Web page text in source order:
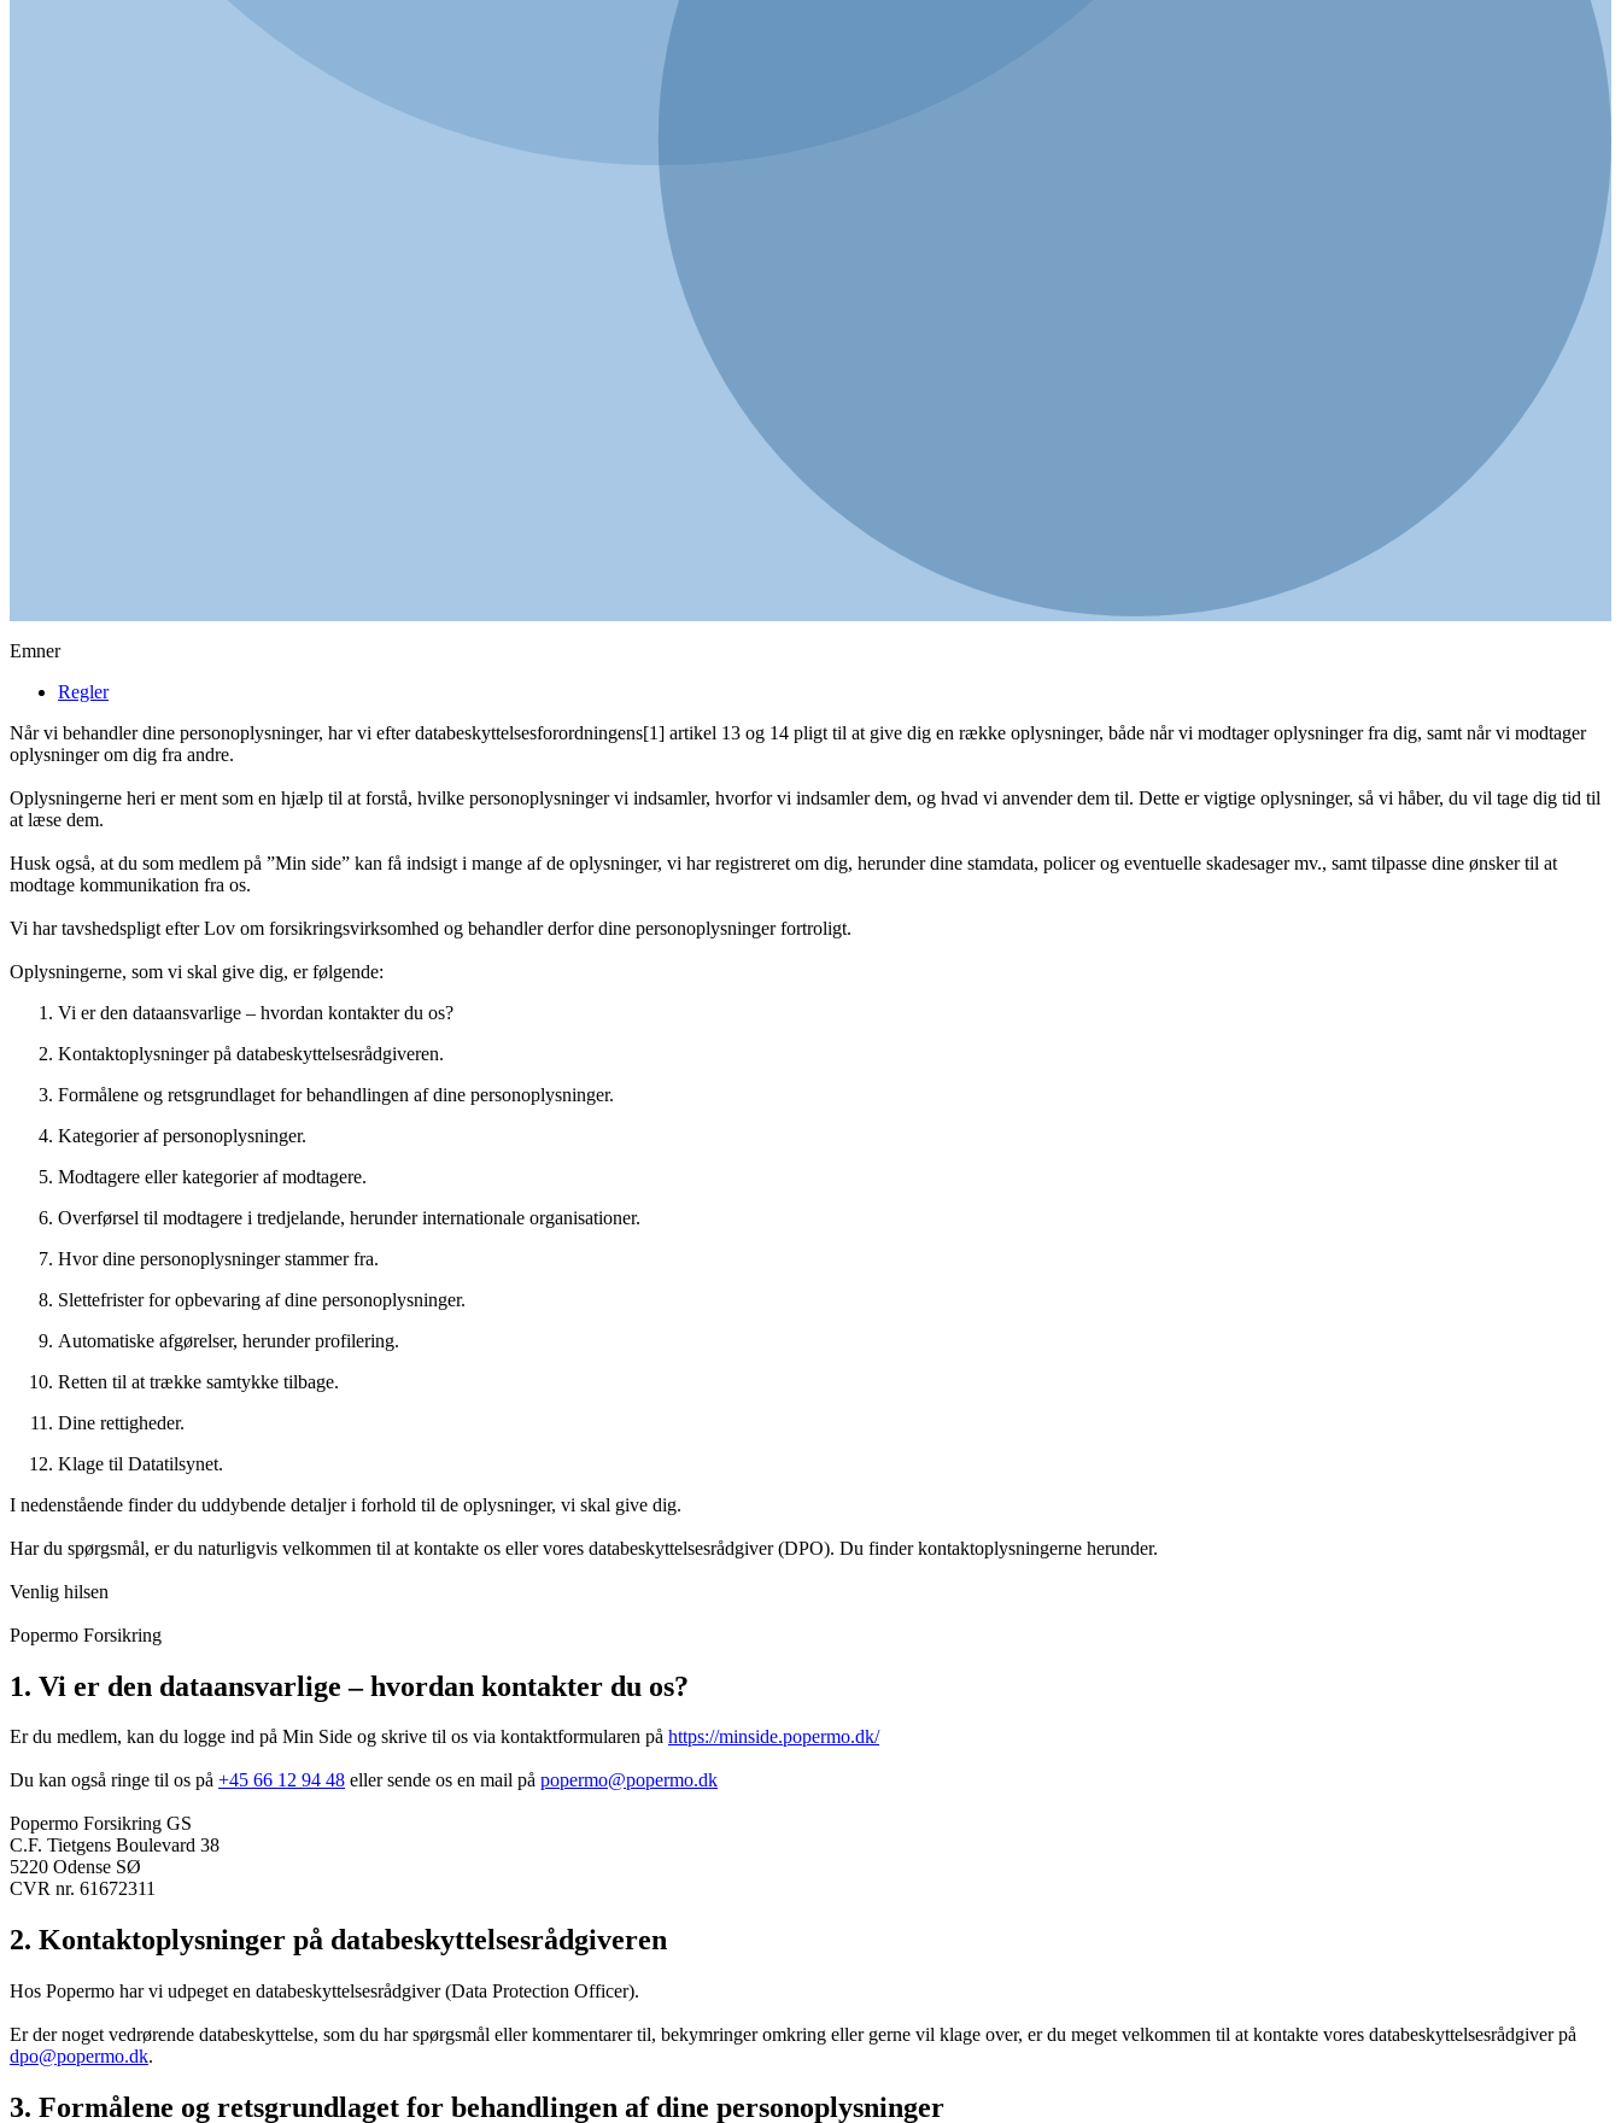
Emner
Regler
Når vi behandler dine personoplysninger, har vi efter databeskyttelsesforordningens[1] artikel 13 og 14 pligt til at give dig en række oplysninger, både når vi modtager oplysninger fra dig, samt når vi modtager
oplysninger om dig fra andre.
Oplysningerne heri er ment som en hjælp til at forstå, hvilke personoplysninger vi indsamler, hvorfor vi indsamler dem, og hvad vi anvender dem til. Dette er vigtige oplysninger, så vi håber, du vil tage dig tid til
at læse dem.
Husk også, at du som medlem på ”Min side” kan få indsigt i mange af de oplysninger, vi har registreret om dig, herunder dine stamdata, policer og eventuelle skadesager mv., samt tilpasse dine ønsker til at
modtage kommunikation fra os.
Vi har tavshedspligt efter Lov om forsikringsvirksomhed og behandler derfor dine personoplysninger fortroligt.
Oplysningerne, som vi skal give dig, er følgende:
Vi er den dataansvarlige – hvordan kontakter du os?
Kontaktoplysninger på databeskyttelsesrådgiveren.
Formålene og retsgrundlaget for behandlingen af dine personoplysninger.
Kategorier af personoplysninger.
Modtagere eller kategorier af modtagere.
Overførsel til modtagere i tredjelande, herunder internationale organisationer.
Hvor dine personoplysninger stammer fra.
Slettefrister for opbevaring af dine personoplysninger.
Automatiske afgørelser, herunder profilering.
Retten til at trække samtykke tilbage.
Dine rettigheder.
Klage til Datatilsynet.
I nedenstående finder du uddybende detaljer i forhold til de oplysninger, vi skal give dig.
Har du spørgsmål, er du naturligvis velkommen til at kontakte os eller vores databeskyttelsesrådgiver (DPO). Du finder kontaktoplysningerne herunder.
Venlig hilsen
Popermo Forsikring
1. Vi er den dataansvarlige – hvordan kontakter du os?
Er du medlem, kan du logge ind på Min Side og skrive til os via kontaktformularen på https://minside.popermo.dk/
Du kan også ringe til os på +45 66 12 94 48 eller sende os en mail på popermo@popermo.dk
Popermo Forsikring GS
C.F. Tietgens Boulevard 38
5220 Odense SØ
CVR nr. 61672311
2. Kontaktoplysninger på databeskyttelsesrådgiveren
Hos Popermo har vi udpeget en databeskyttelsesrådgiver (Data Protection Officer).
Er der noget vedrørende databeskyttelse, som du har spørgsmål eller kommentarer til, bekymringer omkring eller gerne vil klage over, er du meget velkommen til at kontakte vores databeskyttelsesrådgiver på
dpo@popermo.dk.
3. Formålene og retsgrundlaget for behandlingen af dine personoplysninger